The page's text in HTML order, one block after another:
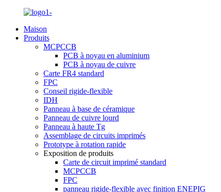
Maison
Produits
MCPCCB
PCB à noyau en aluminium
PCB à noyau de cuivre
Carte FR4 standard
FPC
Conseil rigide-flexible
IDH
Panneau à base de céramique
Panneau de cuivre lourd
Panneau à haute Tg
Assemblage de circuits imprimés
Prototype à rotation rapide
Exposition de produits
Carte de circuit imprimé standard
MCPCCB
FPC
panneau rigide-flexible avec finition ENEPIG